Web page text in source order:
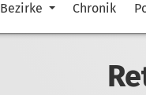
Bezirke Chronik